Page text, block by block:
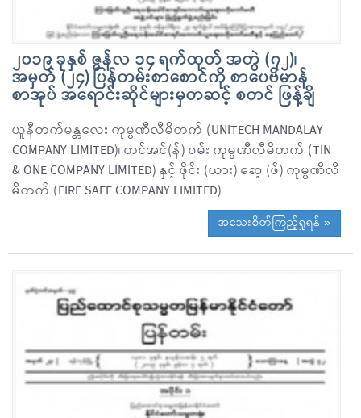
၂၀၁၉ ခုနှစ် ဇွန်လ ၁၄ ရက်ထုတ် အတွဲ (၇၂)၊
အမှတ် (၂၄) ပြန်တမ်းစာစောင်ကို စာပေဗိမာန်
စာအုပ် အရောင်းဆိုင်များမှတဆင့် စတင် ဖြန့်ချိ
ယူနီတက်မန္တလေး ကုမ္ပဏီလီမိတက် (UNITECH MANDALAY
COMPANY LIMITED)၊ တင်အင်(န်) ဝမ်း ကုမ္ပဏီလီမိတက် (TIN
& ONE COMPANY LIMITED) နှင့် ဖိုင်း (ယား) ဆေ့ (ဖ်) ကုမ္ပဏီလီ
မိတက် (FIRE SAFE COMPANY LIMITED)
အသေးစိတ်ကြည့်ရှုရန် »